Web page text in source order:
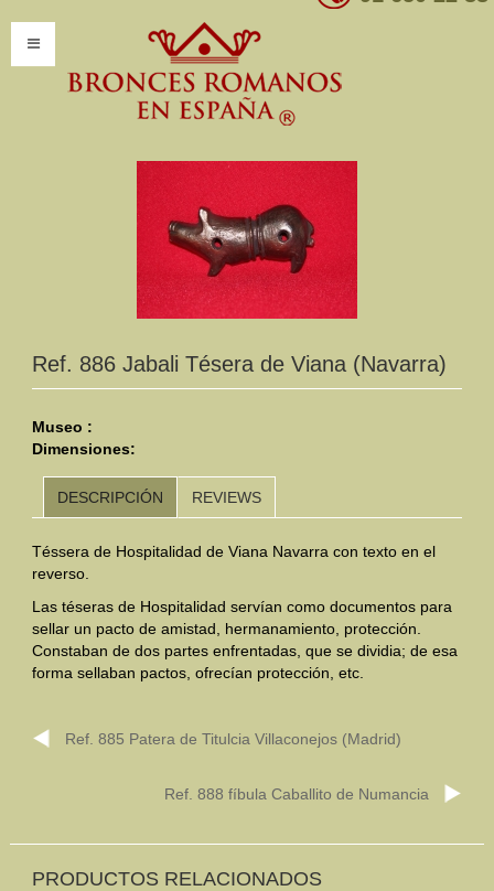
INFORMACIÓN
Introducción
Presentación
Modelos por encargo
CATÁLOGO
Clasificaciones
Mundo Romano
Trabajos Especiales
Referencias
Ref. 886 Jabali Tésera de Viana (Navarra)
Museo :
Dimensiones:
DESCRIPCIÓN REVIEWS
Téssera de Hospitalidad de Viana Navarra con texto en el
reverso.
Las téseras de Hospitalidad servían como documentos para
sellar un pacto de amistad, hermanamiento, protección.
Constaban de dos partes enfrentadas, que se dividia; de esa
forma sellaban pactos, ofrecían protección, etc.
Ref. 885 Patera de Titulcia Villaconejos (Madrid)
Ref. 888 fíbula Caballito de Numancia
PRODUCTOS RELACIONADOS